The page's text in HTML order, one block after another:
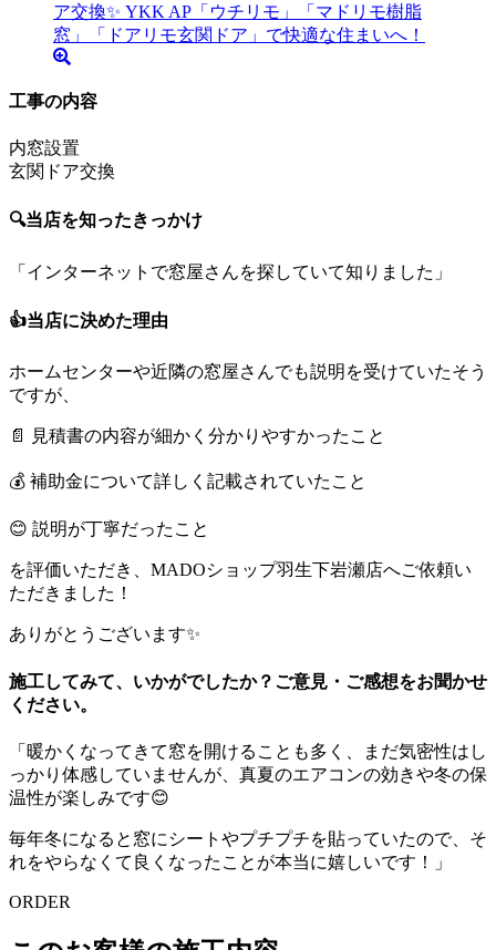
工事の内容
内窓設置
玄関ドア交換
🔍当店を知ったきっかけ
「インターネットで窓屋さんを探していて知りました」
👍当店に決めた理由
ホームセンターや近隣の窓屋さんでも説明を受けていたそう
ですが、
📄 見積書の内容が細かく分かりやすかったこと
💰 補助金について詳しく記載されていたこと
😊 説明が丁寧だったこと
を評価いただき、MADOショップ羽生下岩瀬店へご依頼い
ただきました！
ありがとうございます✨
施工してみて、いかがでしたか？ご意見・ご感想をお聞かせ
ください。
「暖かくなってきて窓を開けることも多く、まだ気密性はし
っかり体感していませんが、真夏のエアコンの効きや冬の保
温性が楽しみです😊
毎年冬になると窓にシートやプチプチを貼っていたので、そ
れをやらなくて良くなったことが本当に嬉しいです！」
ORDER